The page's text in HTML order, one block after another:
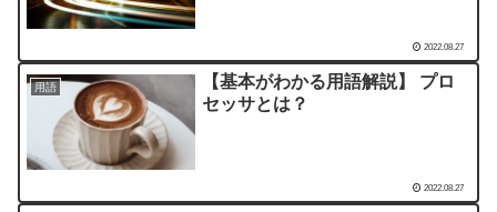
2022.08.27
用語
【基本がわかる用語解説】 プロ
セッサとは？
2022.08.27